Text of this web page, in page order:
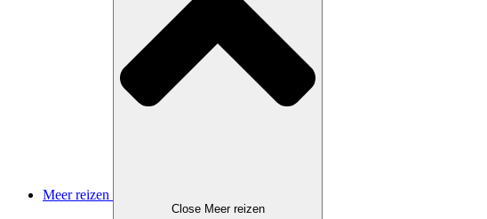
Meer reizen
Close Meer reizen